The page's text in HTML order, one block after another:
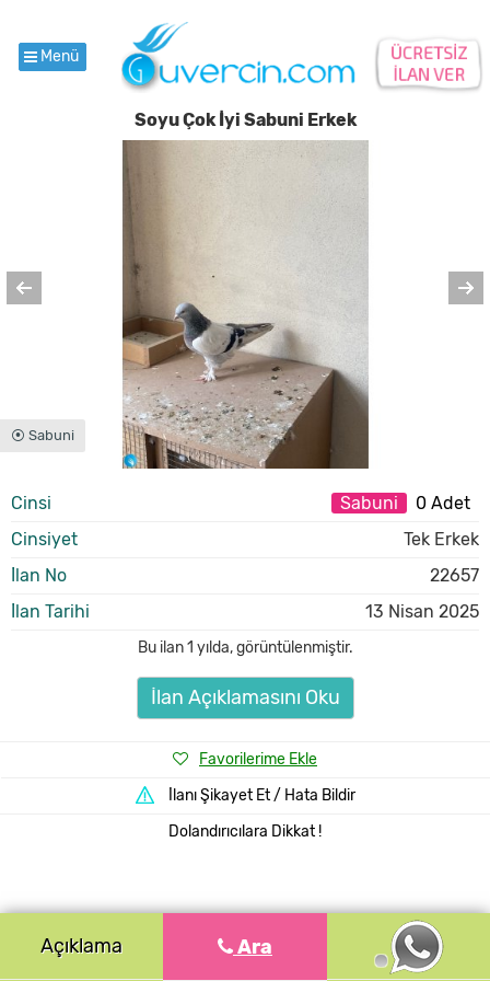
Menü
Soyu Çok İyi Sabuni Erkek
⦿ Sabuni
Cinsi Sabuni
0 Adet
Cinsiyet
Tek Erkek
İlan No
22657
İlan Tarihi
13 Nisan 2025
Bu ilan1 yılda,görüntülenmiştir.
İlan Açıklamasını Oku
Favorilerime Ekle
İlanı Şikayet Et / Hata Bildir
Dolandırıcılara Dikkat !
Açıklama Ara